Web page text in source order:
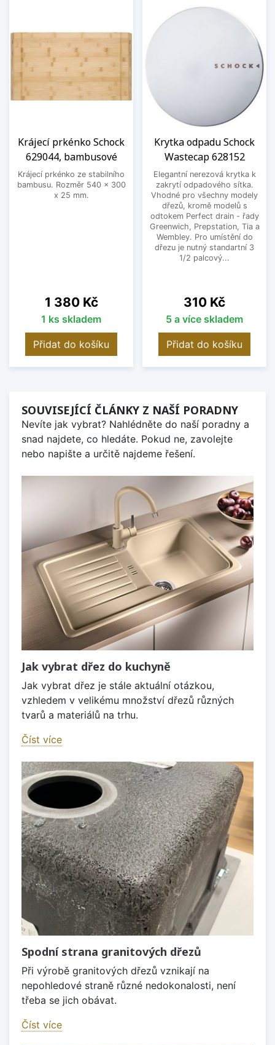
Krájecí prkénko Schock
629044, bambusové
Krájecí prkénko ze stabilního
bambusu. Rozměr 540 x 300
x 25 mm.
Cena
1 380 Kč
1 ks skladem
Přidat do košíku
Krytka odpadu Schock
Wastecap 628152
Elegantní nerezová krytka k
zakrytí odpadového sítka.
Vhodné pro všechny modely
dřezů, kromě modelů s
odtokem Perfect drain - řady
Greenwich, Prepstation, Tia a
Wembley. Pro umístění do
dřezu je nutný standartní 3
1/2 palcový...
Cena
310 Kč
5 a více skladem
Přidat do košíku
SOUVISEJÍCÍ ČLÁNKY Z NAŠÍ PORADNY
Nevíte jak vybrat? Nahlédněte do naší poradny a
snad najdete, co hledáte. Pokud ne, zavolejte
nebo napište a určitě najdeme řešení.
Jak vybrat dřez do kuchyně
Jak vybrat dřez je stále aktuální otázkou,
vzhledem v velikému množství dřezů různých
tvarů a materiálů na trhu.
Číst více
Spodní strana granitových dřezů
Při výrobě granitových dřezů vznikají na
nepohledové straně různé nedokonalosti, není
třeba se jich obávat.
Číst více